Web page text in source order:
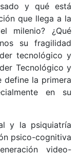
y qué está
que llega a la
milenio? ¿Qué
su fragilidad
tecnológico y
Tecnológico y
define la primera
en su
y la psiquiatría
psico-cognitiva
video-